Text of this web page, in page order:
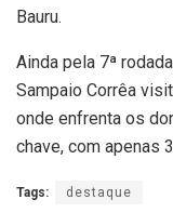
Bauru.
Ainda pela 7ª
Sampaio Corrêa
onde enfrenta os
chave, com apenas
Tags: destaque